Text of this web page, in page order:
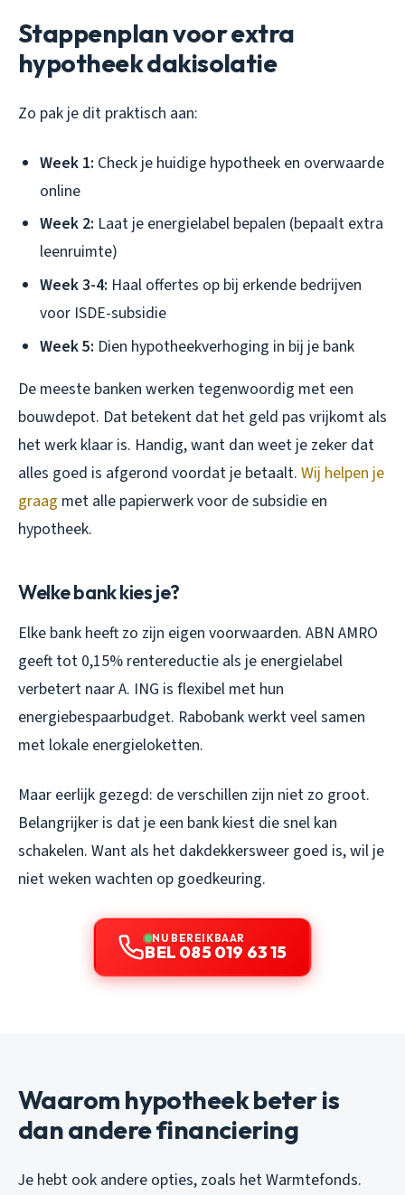
Stappenplan voor extra
hypotheek dakisolatie
Zo pak je dit praktisch aan:
Week 1: Check je huidige hypotheek en overwaarde
online
Week 2: Laat je energielabel bepalen (bepaalt extra
leenruimte)
Week 3-4: Haal offertes op bij erkende bedrijven
voor ISDE-subsidie
Week 5: Dien hypotheekverhoging in bij je bank
De meeste banken werken tegenwoordig met een
bouwdepot. Dat betekent dat het geld pas vrijkomt als
het werk klaar is. Handig, want dan weet je zeker dat
alles goed is afgerond voordat je betaalt. Wij helpen je
graag met alle papierwerk voor de subsidie en
hypotheek.
Welke bank kies je?
Elke bank heeft zo zijn eigen voorwaarden. ABN AMRO
geeft tot 0,15% rentereductie als je energielabel
verbetert naar A. ING is flexibel met hun
energiebespaarbudget. Rabobank werkt veel samen
met lokale energieloketten.
Maar eerlijk gezegd: de verschillen zijn niet zo groot.
Belangrijker is dat je een bank kiest die snel kan
schakelen. Want als het dakdekkersweer goed is, wil je
niet weken wachten op goedkeuring.
NU BEREIKBAAR
BEL 085 019 63 15
Waarom hypotheek beter is
dan andere financiering
Je hebt ook andere opties, zoals het Warmtefonds.